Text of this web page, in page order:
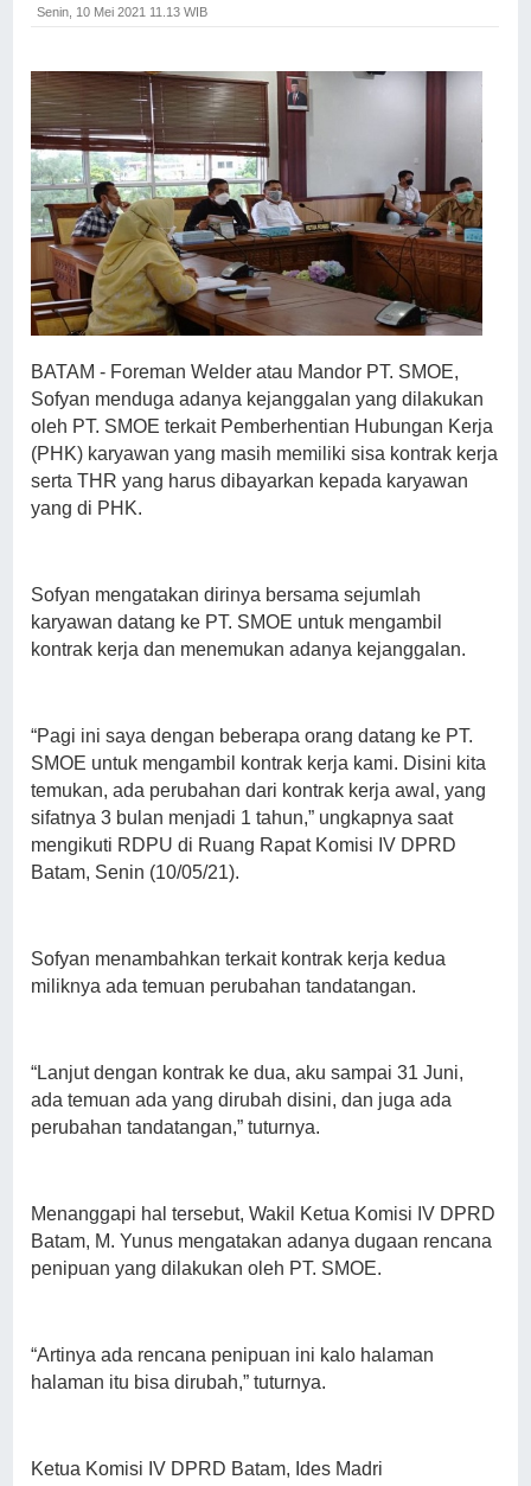
Senin, 10 Mei 2021 11.13 WIB
BATAM - Foreman Welder atau Mandor PT. SMOE,
Sofyan menduga adanya kejanggalan yang dilakukan
oleh PT. SMOE terkait Pemberhentian Hubungan Kerja
(PHK) karyawan yang masih memiliki sisa kontrak kerja
serta THR yang harus dibayarkan kepada karyawan
yang di PHK.
Sofyan mengatakan dirinya bersama sejumlah
karyawan datang ke PT. SMOE untuk mengambil
kontrak kerja dan menemukan adanya kejanggalan.
“Pagi ini saya dengan beberapa orang datang ke PT.
SMOE untuk mengambil kontrak kerja kami. Disini kita
temukan, ada perubahan dari kontrak kerja awal, yang
sifatnya 3 bulan menjadi 1 tahun,” ungkapnya saat
mengikuti RDPU di Ruang Rapat Komisi IV DPRD
Batam, Senin (10/05/21).
Sofyan menambahkan terkait kontrak kerja kedua
miliknya ada temuan perubahan tandatangan.
“Lanjut dengan kontrak ke dua, aku sampai 31 Juni,
ada temuan ada yang dirubah disini, dan juga ada
perubahan tandatangan,” tuturnya.
Menanggapi hal tersebut, Wakil Ketua Komisi IV DPRD
Batam, M. Yunus mengatakan adanya dugaan rencana
penipuan yang dilakukan oleh PT. SMOE.
“Artinya ada rencana penipuan ini kalo halaman
halaman itu bisa dirubah,” tuturnya.
Ketua Komisi IV DPRD Batam, Ides Madri